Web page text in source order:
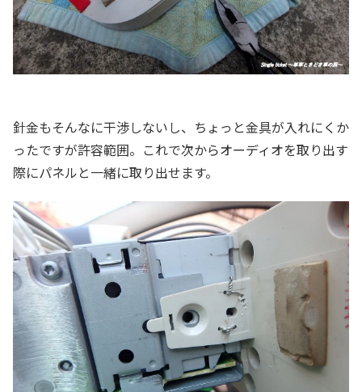
針金もそんなに干渉しないし、ちょっと金具が入れにくか
ったですが許容範囲。これで次からオーディオを取り出す
際にパネルと一緒に取り出せます。